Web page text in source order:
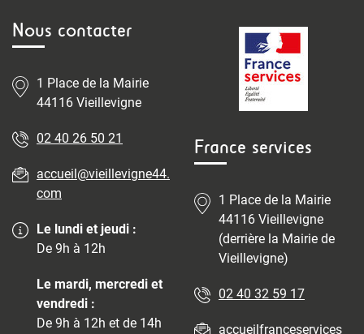
Nous contacter
1 Place de la Mairie
44116 Vieillevigne
02 40 26 50 21
accueil@vieillevigne44.
com
Le lundi et jeudi :
De 9h à 12h
Le mardi, mercredi et
vendredi :
De 9h à 12h et de 14h
France services
1 Place de la Mairie
44116 Vieillevigne
(derrière la Mairie de
Vieillevigne)
02 40 32 59 17
accueilfranceservices